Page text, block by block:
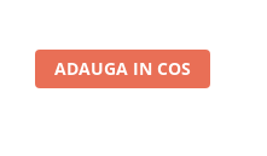
ADAUGA IN COS